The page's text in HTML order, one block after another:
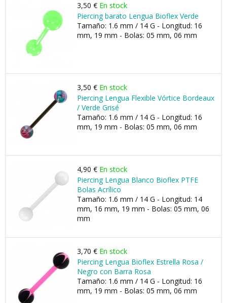
3,50 € En stock
Piercing barato Lengua Bioflex Verde
Tamaño: 1.6 mm / 14 G - Longitud: 16
mm, 19 mm - Bolas: 05 mm, 06 mm
3,50 € En stock
Piercing Lengua Flexible Vórtice Bordeaux
/ Verde Grisé
Tamaño: 1.6 mm / 14 G - Longitud: 16
mm, 19 mm - Bolas: 05 mm, 06 mm
4,90 € En stock
Piercing Lengua Blanco Bioflex PTFE
Bolas Acrílico
Tamaño: 1.6 mm / 14 G - Longitud: 14
mm, 16 mm, 19 mm - Bolas: 05 mm, 06
mm
3,70 € En stock
Piercing Lengua Bioflex Estrella Rosa /
Negro con Barra Rosa
Tamaño: 1.6 mm / 14 G - Longitud: 16
mm, 19 mm - Bolas: 05 mm, 06 mm